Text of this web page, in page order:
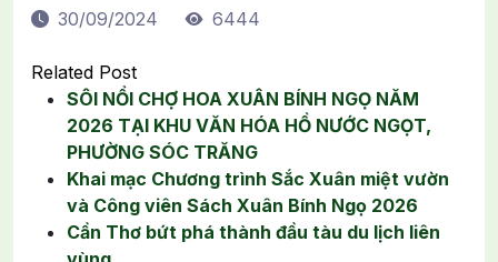
30/09/2024 6444
Related Post
SÔI NỔI CHỢ HOA XUÂN BÍNH NGỌ NĂM
2026 TẠI KHU VĂN HÓA HỒ NƯỚC NGỌT,
PHƯỜNG SÓC TRĂNG
Khai mạc Chương trình Sắc Xuân miệt vườn
và Công viên Sách Xuân Bính Ngọ 2026
Cần Thơ bứt phá thành đầu tàu du lịch liên